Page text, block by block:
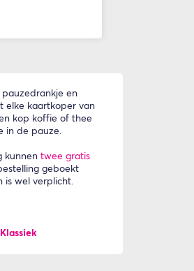
en
elke kaartkoper van
kop koffie of thee
in de pauze.
kunnentwee gratis
geboekt
is wel verplicht.